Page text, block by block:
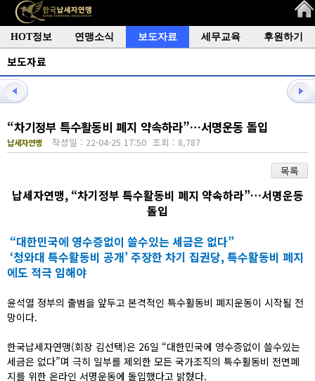
HOT정보 연맹소식 보도자료 세무교육 후원하기
보도자료
“차기정부 특수활동비 폐지 약속하라”…서명운동 돌입
납세자연맹 작성일 : 22-04-25 17:50 조회 : 8,787
목록
납세자연맹, “차기정부 특수활동비 폐지 약속하라”…서명운동
돌입
“대한민국에 영수증없이 쓸수있는 세금은 없다”
‘청와대 특수활동비 공개’ 주장한 차기 집권당, 특수활동비 폐지
에도 적극 임해야
윤석열 정부의 출범을 앞두고 본격적인 특수활동비 폐지운동이 시작될 전
망이다.
한국납세자연맹(회장 김선택)은 26일 “대한민국에 영수증없이 쓸수있는
세금은 없다”며 극히 일부를 제외한 모든 국가조직의 특수활동비 전면폐
지를 위한 온라인 서명운동에 돌입했다고 밝혔다.